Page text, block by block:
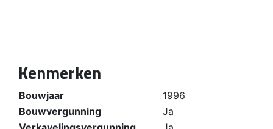
Kenmerken
Bouwjaar
1996
Bouwvergunning
Ja